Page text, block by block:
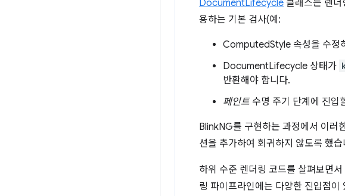
DocumentLifecycle 클래스는 렌
용하는 기본 검사(예:
ComputedStyle 속성을 수정
DocumentLifecycle 상태가
반환해야 합니다.
페인트수명 주기 단계에 진입
BlinkNG를 구현하는 과정에서 이러
션을 추가하여 회귀하지 않도록 했습
하위 수준 렌더링 코드를 살펴보면
링 파이프라인에는 다양한 진입점